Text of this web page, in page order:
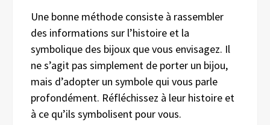
Une bonne méthode consiste à rassembler
des informations sur l’histoire et la
symbolique des bijoux que vous envisagez. Il
ne s’agit pas simplement de porter un bijou,
mais d’adopter un symbole qui vous parle
profondément. Réfléchissez à leur histoire et
à ce qu’ils symbolisent pour vous.